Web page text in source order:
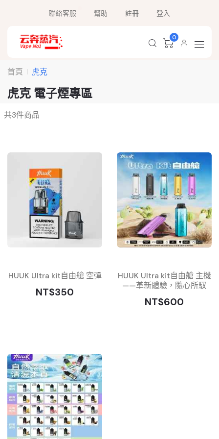
聯絡客服 幫助 註冊 登入
0
首頁 虎克
虎克 電子煙專區
共3件商品
HUUK Ultra kit自由艙 空彈
NT$350
HUUK Ultra kit自由艙 主機
——革新體驗，隨心所馭
NT$600